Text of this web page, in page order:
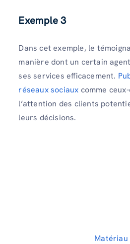
Exemple 3
Dans cet exemple, le
manière dont un certain
ses services efficacement.
réseaux sociaux comme
l’attention des clients
leurs décisions.
Matériau